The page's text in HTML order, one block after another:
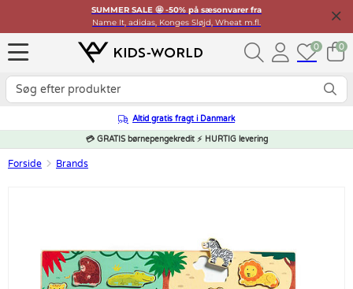
SUMMER SALE 🤩 -50% på sæsonvarer fra
Name It, adidas, Konges Sløjd, Wheat m.fl.
0 0
Altid gratis fragt i Danmark
💳 GRATIS børnepengekredit ⚡ HURTIG levering
Forside Brands